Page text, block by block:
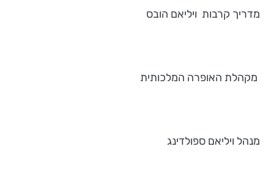
מדריך קרבות ויליאם הובס
מקהלת האופרה המלכותית
מנהל ויליאם ספולדינג